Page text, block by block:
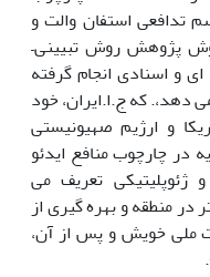
تدافعی استفان والت و
پژوهش روش تبیینی–
ای و اسنادی انجام گرفته
که ج.ا.ایران، خود
و ارژیم صهیونیستی
در چارچوب منافع ایدئو
ژئوپلیتیکی تعریف می
در منطقه و بهره گیری از
ملی خویش و پس از آن،